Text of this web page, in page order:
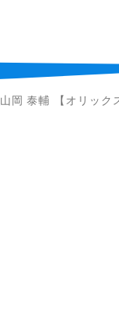
山岡 泰輔 【オリック